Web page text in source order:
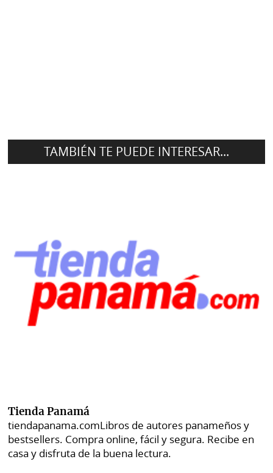
TAMBIÉN TE PUEDE INTERESAR...
Tienda Panamá
tiendapanama.comLibros de autores panameños y
bestsellers. Compra online, fácil y segura. Recibe en
casa y disfruta de la buena lectura.